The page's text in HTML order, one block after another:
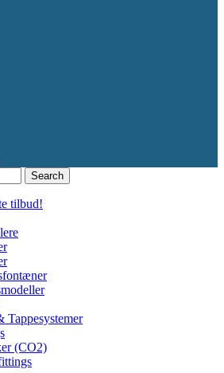
Search
tilbud!
Tappesystemer
(CO2)